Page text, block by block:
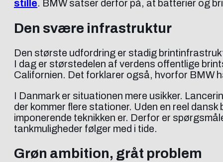
stille. BMW satser derfor på, at batterier og
Den svære infrastruktur
Den største udfordring er stadig
I dag er størstedelen af verdens offentlige
Californien. Det forklarer også, hvorfor BMW
I Danmark er situationen mere usikker.
der kommer flere stationer. Uden en reel
imponerende teknikken er. Derfor er
tankmuligheder følger med i tide.
Grøn ambition, gråt problem